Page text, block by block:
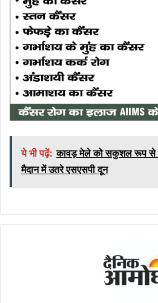
ये भी पढ़ें: कावड़ मेले को सकुशल रूप से
मैदान में उतरे एसएसपी दून